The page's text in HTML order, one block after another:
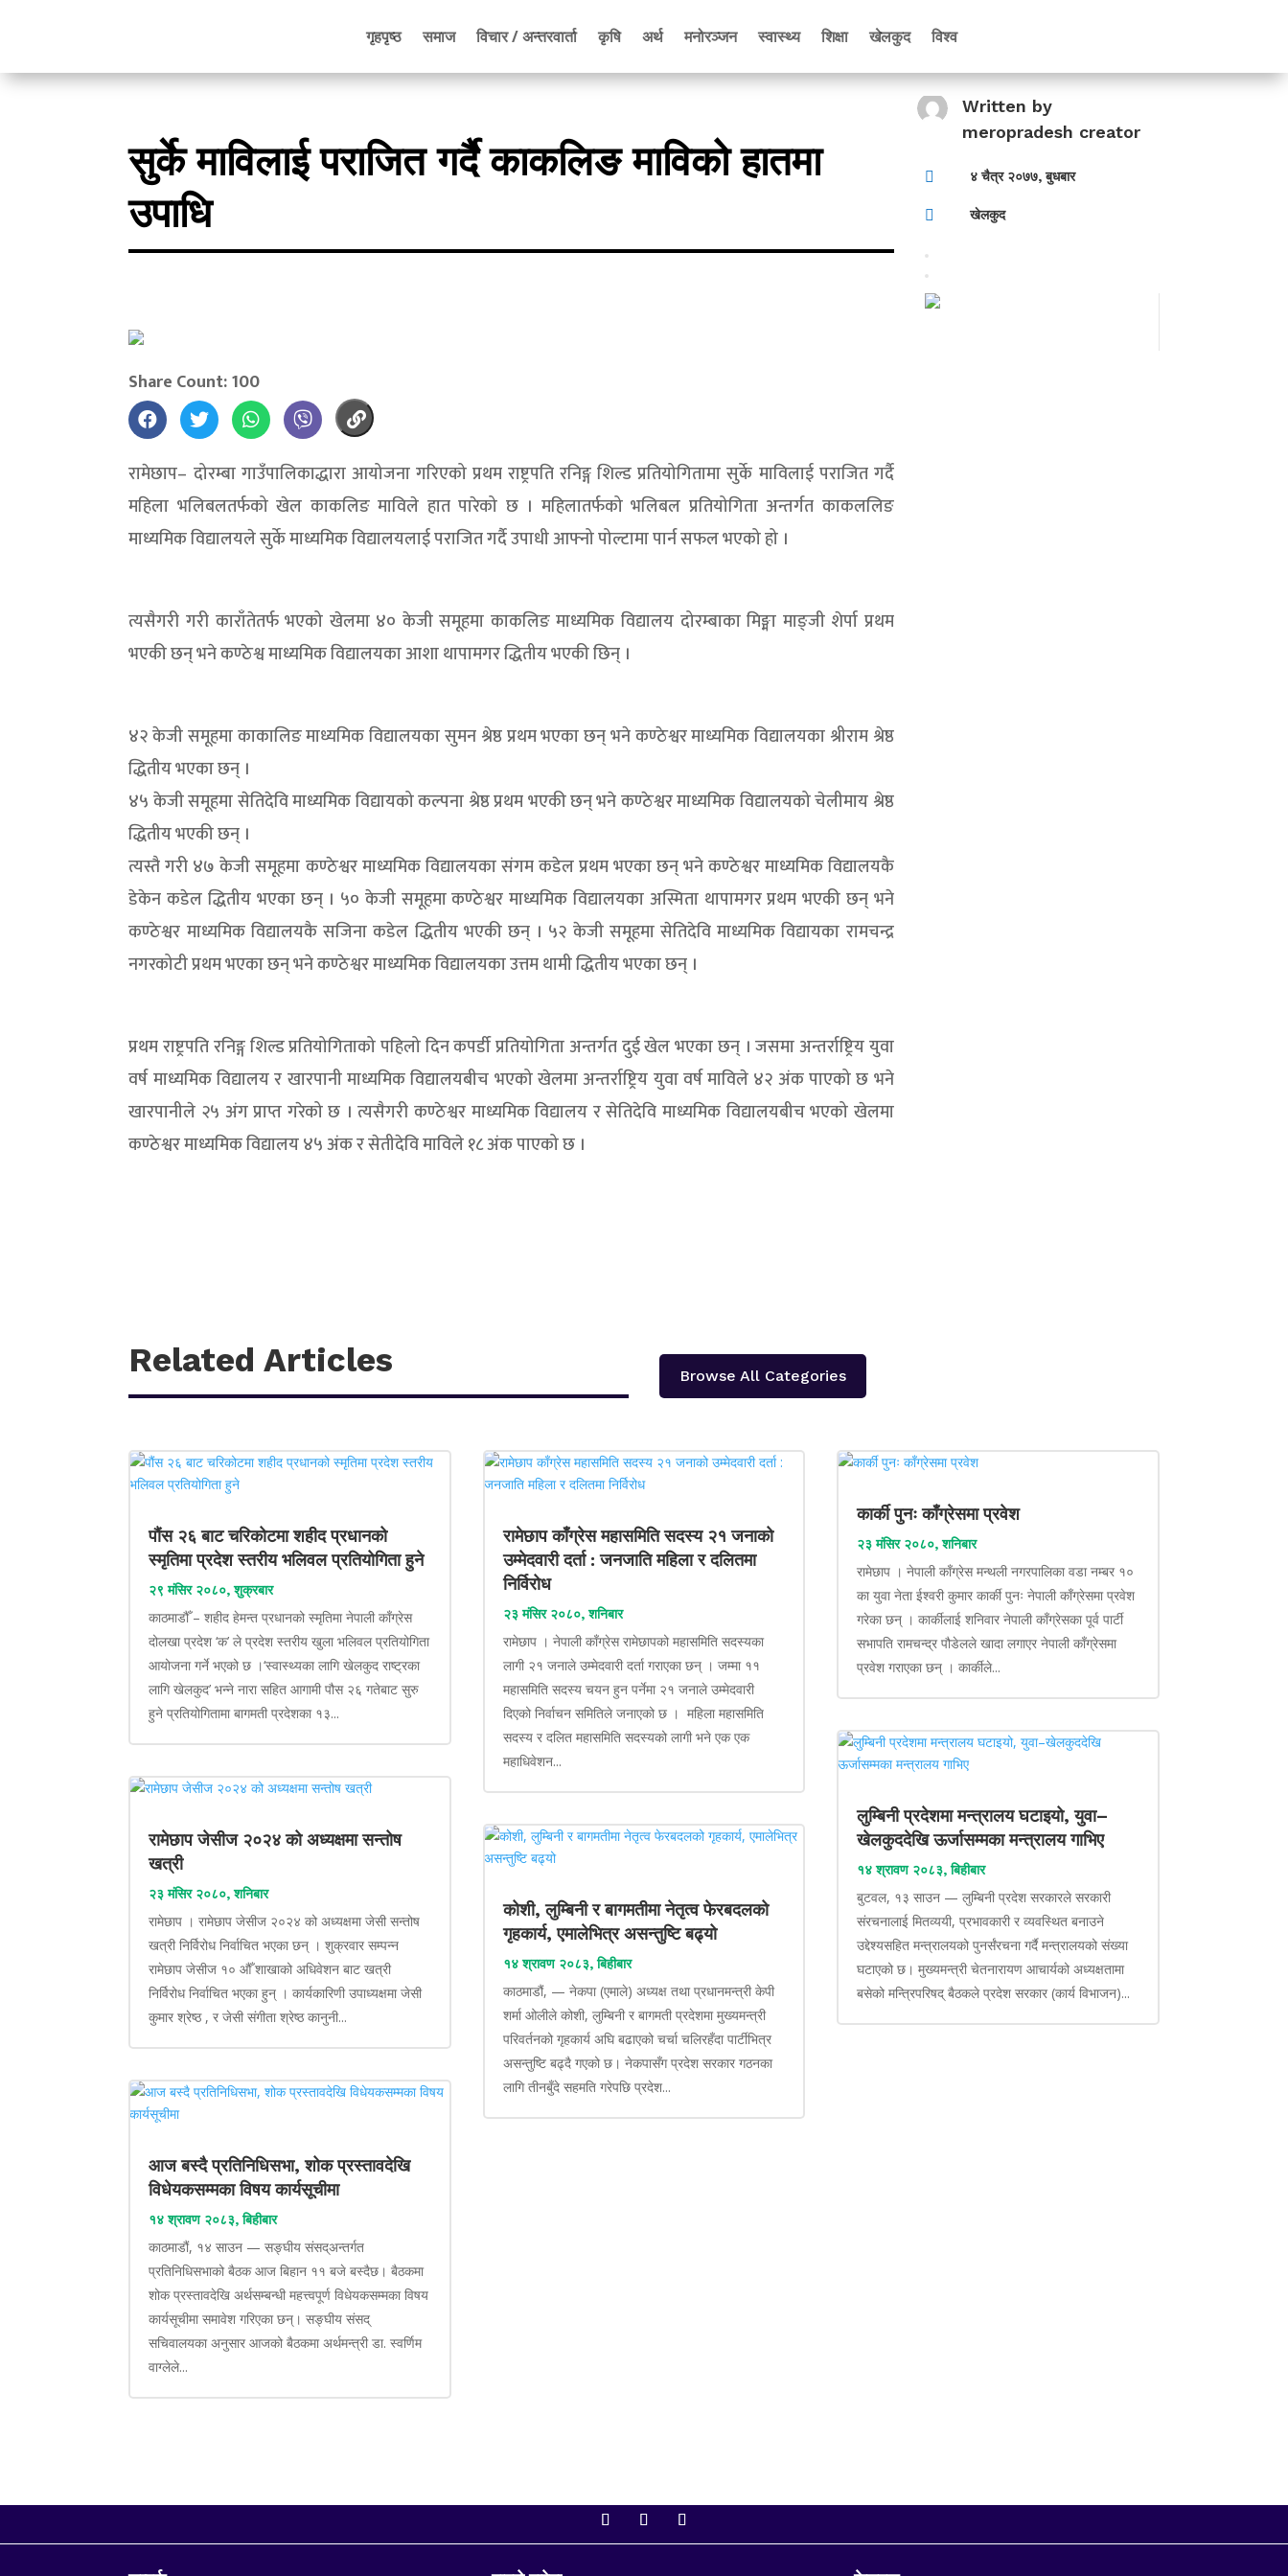
गृहपृष्ठ समाज विचार / अन्तरवार्ता कृषि अर्थ मनोरञ्जन स्वास्थ्य शिक्षा खेलकुद विश्व
सुर्के माविलाई पराजित गर्दै काकलिङ माविको हातमा
उपाधि
Written by
meropradesh creator
 ४ चैत्र २०७७, बुधबार
 खेलकुद
Share Count: 100
रामेछाप– दोरम्बा गाउँपालिकाद्धारा आयोजना गरिएको प्रथम राष्ट्रपति रनिङ्ग शिल्ड प्रतियोगितामा सुर्के माविलाई पराजित गर्दै
महिला भलिबलतर्फको खेल काकलिङ माविले हात पारेको छ । महिलातर्फको भलिबल प्रतियोगिता अन्तर्गत काकललिङ
माध्यमिक विद्यालयले सुर्के माध्यमिक विद्यालयलाई पराजित गर्दै उपाधी आफ्नो पोल्टामा पार्न सफल भएको हो ।
त्यसैगरी गरी काराँतेतर्फ भएको खेलमा ४० केजी समूहमा काकलिङ माध्यमिक विद्यालय दोरम्बाका मिङ्मा माङ्जी शेर्पा प्रथम
भएकी छन् भने कण्ठेश्व माध्यमिक विद्यालयका आशा थापामगर द्धितीय भएकी छिन् ।
४२ केजी समूहमा काकालिङ माध्यमिक विद्यालयका सुमन श्रेष्ठ प्रथम भएका छन् भने कण्ठेश्वर माध्यमिक विद्यालयका श्रीराम श्रेष्ठ
द्धितीय भएका छन् ।
४५ केजी समूहमा सेतिदेवि माध्यमिक विद्यायको कल्पना श्रेष्ठ प्रथम भएकी छन् भने कण्ठेश्वर माध्यमिक विद्यालयको चेलीमाय श्रेष्ठ
द्धितीय भएकी छन् ।
त्यस्तै गरी ४७ केजी समूहमा कण्ठेश्वर माध्यमिक विद्यालयका संगम कडेल प्रथम भएका छन् भने कण्ठेश्वर माध्यमिक विद्यालयकै
डेकेन कडेल द्धितीय भएका छन् । ५० केजी समूहमा कण्ठेश्वर माध्यमिक विद्यालयका अस्मिता थापामगर प्रथम भएकी छन् भने
कण्ठेश्वर माध्यमिक विद्यालयकै सजिना कडेल द्धितीय भएकी छन् । ५२ केजी समूहमा सेतिदेवि माध्यमिक विद्यायका रामचन्द्र
नगरकोटी प्रथम भएका छन् भने कण्ठेश्वर माध्यमिक विद्यालयका उत्तम थामी द्धितीय भएका छन् ।
प्रथम राष्ट्रपति रनिङ्ग शिल्ड प्रतियोगिताको पहिलो दिन कपर्डी प्रतियोगिता अन्तर्गत दुई खेल भएका छन् । जसमा अन्तर्राष्ट्रिय युवा
वर्ष माध्यमिक विद्यालय र खारपानी माध्यमिक विद्यालयबीच भएको खेलमा अन्तर्राष्ट्रिय युवा वर्ष माविले ४२ अंक पाएको छ भने
खारपानीले २५ अंग प्राप्त गरेको छ । त्यसैगरी कण्ठेश्वर माध्यमिक विद्यालय र सेतिदेवि माध्यमिक विद्यालयबीच भएको खेलमा
कण्ठेश्वर माध्यमिक विद्यालय ४५ अंक र सेतीदेवि माविले १८ अंक पाएको छ ।
Related Articles Browse All Categories
पौंस २६ बाट चरिकोटमा शहीद प्रधानको
स्मृतिमा प्रदेश स्तरीय भलिवल प्रतियोगिता हुने
२९ मंसिर २०८०, शुक्रबार
काठमाडौँ – शहीद हेमन्त प्रधानको स्मृतिमा नेपाली काँग्रेस
दोलखा प्रदेश ‘क’ ले प्रदेश स्तरीय खुला भलिवल प्रतियोगिता
आयोजना गर्ने भएको छ ।‘स्वास्थ्यका लागि खेलकुद राष्ट्रका
लागि खेलकुद’ भन्ने नारा सहित आगामी पौस २६ गतेबाट सुरु
हुने प्रतियोगितामा बागमती प्रदेशका १३...
रामेछाप जेसीज २०२४ को अध्यक्षमा सन्तोष
खत्री
२३ मंसिर २०८०, शनिबार
रामेछाप । रामेछाप जेसीज २०२४ को अध्यक्षमा जेसी सन्तोष
खत्री निर्विरोध निर्वाचित भएका छन् । शुक्रवार सम्पन्न
रामेछाप जेसीज १० औँ शाखाको अधिवेशन बाट खत्री
निर्विरोध निर्वाचित भएका हुन् । कार्यकारिणी उपाध्यक्षमा जेसी
कुमार श्रेष्ठ , र जेसी संगीता श्रेष्ठ कानुनी...
आज बस्दै प्रतिनिधिसभा, शोक प्रस्तावदेखि
विधेयकसम्मका विषय कार्यसूचीमा
१४ श्रावण २०८३, बिहीबार
काठमाडौं, १४ साउन — सङ्घीय संसद्अन्तर्गत
प्रतिनिधिसभाको बैठक आज बिहान ११ बजे बस्दैछ। बैठकमा
शोक प्रस्तावदेखि अर्थसम्बन्धी महत्त्वपूर्ण विधेयकसम्मका विषय
कार्यसूचीमा समावेश गरिएका छन्। सङ्घीय संसद्
सचिवालयका अनुसार आजको बैठकमा अर्थमन्त्री डा. स्वर्णिम
वाग्लेले...
रामेछाप काँग्रेस महासमिति सदस्य २१ जनाको
उम्मेदवारी दर्ता : जनजाति महिला र दलितमा
निर्विरोध
२३ मंसिर २०८०, शनिबार
रामेछाप । नेपाली काँग्रेस रामेछापको महासमिति सदस्यका
लागी २१ जनाले उम्मेदवारी दर्ता गराएका छन् । जम्मा ११
महासमिति सदस्य चयन हुन पर्नेमा २१ जनाले उम्मेदवारी
दिएको निर्वाचन समितिले जनाएको छ । महिला महासमिति
सदस्य र दलित महासमिति सदस्यको लागी भने एक एक
महाधिवेशन...
कोशी, लुम्बिनी र बागमतीमा नेतृत्व फेरबदलको
गृहकार्य, एमालेभित्र असन्तुष्टि बढ्यो
१४ श्रावण २०८३, बिहीबार
काठमाडौं, — नेकपा (एमाले) अध्यक्ष तथा प्रधानमन्त्री केपी
शर्मा ओलीले कोशी, लुम्बिनी र बागमती प्रदेशमा मुख्यमन्त्री
परिवर्तनको गृहकार्य अघि बढाएको चर्चा चलिरहँदा पार्टीभित्र
असन्तुष्टि बढ्दै गएको छ। नेकपासँग प्रदेश सरकार गठनका
लागि तीनबुँदे सहमति गरेपछि प्रदेश...
कार्की पुनः काँग्रेसमा प्रवेश
२३ मंसिर २०८०, शनिबार
रामेछाप । नेपाली काँग्रेस मन्थली नगरपालिका वडा नम्बर १०
का युवा नेता ईश्वरी कुमार कार्की पुनः नेपाली काँग्रेसमा प्रवेश
गरेका छन् । कार्कीलाई शनिवार नेपाली काँग्रेसका पूर्व पार्टी
सभापति रामचन्द्र पौडेलले खादा लगाएर नेपाली काँग्रेसमा
प्रवेश गराएका छन् । कार्कीले...
लुम्बिनी प्रदेशमा मन्त्रालय घटाइयो, युवा–
खेलकुददेखि ऊर्जासम्मका मन्त्रालय गाभिए
१४ श्रावण २०८३, बिहीबार
बुटवल, १३ साउन — लुम्बिनी प्रदेश सरकारले सरकारी
संरचनालाई मितव्ययी, प्रभावकारी र व्यवस्थित बनाउने
उद्देश्यसहित मन्त्रालयको पुनर्संरचना गर्दै मन्त्रालयको संख्या
घटाएको छ। मुख्यमन्त्री चेतनारायण आचार्यको अध्यक्षतामा
बसेको मन्त्रिपरिषद् बैठकले प्रदेश सरकार (कार्य विभाजन)...